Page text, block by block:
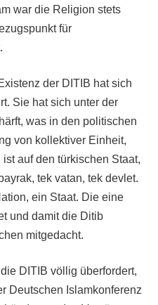
war die Religion stets
für
der DITIB hat sich
Sie hat sich unter der
was in den politischen
von kollektiver Einheit,
auf den türkischen Staat,
tek vatan, tek devlet.
ein Staat. Die eine
und damit die Ditib
mitgedacht.
DITIB völlig überfordert,
Deutschen Islamkonferenz